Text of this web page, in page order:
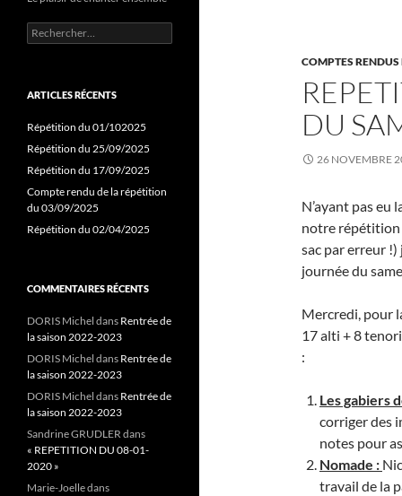
COMPTES
DU
26 NOVEMBRE
N’ayant pas
notre répétition
sac par erreur
journée du
Mercredi, pour
17 alti + 8
:
Les gabiers
corriger des
notes pour
Nomade :
travail de la
Rechercher :
ARTICLES RÉCENTS
Répétition du 01/102025
Répétition du 25/09/2025
Répétition du 17/09/2025
Compte rendu de la répétition
du 03/09/2025
Répétition du 02/04/2025
COMMENTAIRES RÉCENTS
DORIS Michel dans Rentrée de
la saison 2022-2023
DORIS Michel dans Rentrée de
la saison 2022-2023
DORIS Michel dans Rentrée de
la saison 2022-2023
Sandrine GRUDLERdans
« REPETITION DU 08-01-
2020 »
Marie-Joelledans